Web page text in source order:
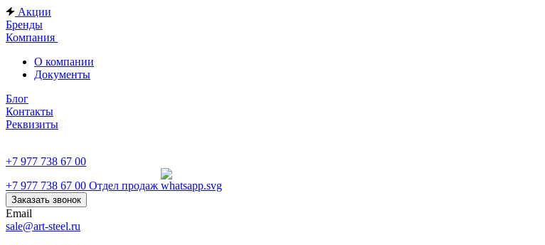
Акции
Бренды
Компания
О компании
Документы
Блог
Контакты
Реквизиты
+7 977 738 67 00
+7 977 738 67 00 Отдел продаж
Заказать звонок
Email
sale@art-steel.ru